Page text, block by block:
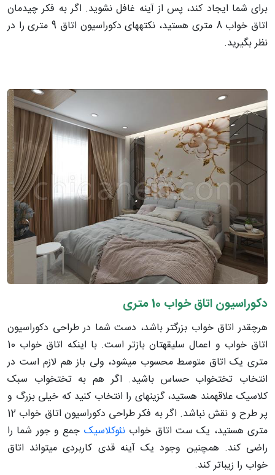
برای شما ایجاد کند، پس از آینه غافل نشوید. اگر به فکر چیدمان
اتاق خواب 8 متری هستید، نکته­های دکوراسیون اتاق 9 متری را در
نظر بگیرید.
دکوراسیون اتاق خواب 10 متری
هرچقدر اتاق خواب بزرگتر باشد، دست شما در طراحی دکوراسیون
اتاق خواب و اعمال سلیقه­تان بازتر است. با اینکه اتاق خواب 10
متری یک اتاق متوسط محسوب می­شود، ولی باز هم لازم است در
انتخاب تختخواب حساس باشید. اگر هم به تختخواب سبک
کلاسیک علاقه­مند هستید، گزینه­ای را انتخاب کنید که خیلی بزرگ و
پر طرح و نقش نباشد. اگر به فکر طراحی دکوراسیون اتاق خواب 12
متری هستید، یک ست اتاق خوابنئوکلاسیک جمع و جور شما را
راضی کند. همچنین وجود یک آینه قدی کاربردی می­تواند اتاق
خواب را زیباتر کند.